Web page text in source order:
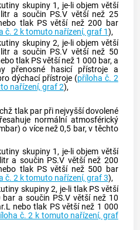
skupiny 1, je-li objem větší
a součin PS.V větší než 25
tlak PS větší než 200 bar
č. 2 k tomuto nařízení, graf 1),
skupiny 2, je-li objem větší
a součin PS.V větší než 50
tlak PS větší než 1 000 bar, a
přenosné hasicí přístroje a
dýchací přístroje (příloha č. 2
nařízení, graf 2),
tlak par při nejvyšší dovolené
normální atmosférický
o více než 0,5 bar, v těchto
skupiny 1, je-li objem větší
a součin PS.V větší než 200
tlak PS větší než 500 bar
č. 2 k tomuto nařízení, graf 3),
skupiny 2, je-li tlak PS větší
bar a součin PS.V větší než 10
nebo tlak PS větší než 1 000
č. 2 k tomuto nařízení, graf